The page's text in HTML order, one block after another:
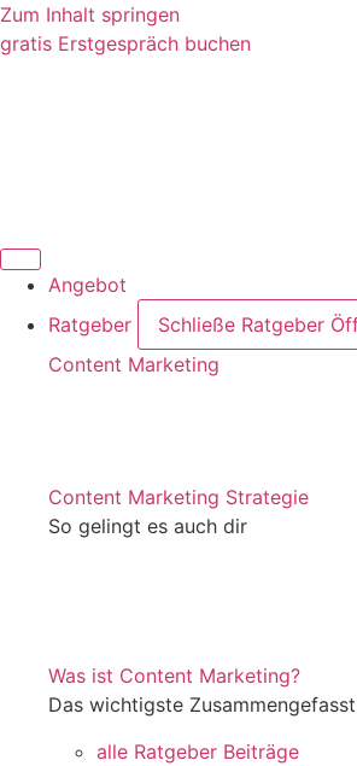
Zum Inhalt springen
gratis Erstgespräch buchen
Angebot
Ratgeber
Schließe Ratgeber
Content Marketing
Content Marketing Strategie
So gelingt es auch dir
Was ist Content Marketing?
Das wichtigste Zusammengefasst
alle Ratgeber Beiträge